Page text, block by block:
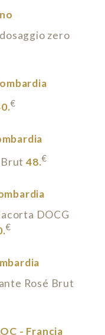
zero
€
Brut48.€
DOCG
€
Rosé Brut
- Francia